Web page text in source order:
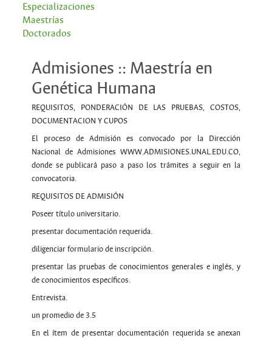
Especializaciones
Maestrías
Doctorados
Admisiones :: Maestría en
Genética Humana
REQUISITOS, PONDERACIÓN DE LAS PRUEBAS, COSTOS,
DOCUMENTACION Y CUPOS
El proceso de Admisión es convocado por la Dirección
Nacional de Admisiones WWW.ADMISIONES.UNAL.EDU.CO,
donde se publicará paso a paso los trámites a seguir en la
convocatoria.
REQUISITOS DE ADMISIÓN
Poseer título universitario.
presentar documentación requerida.
diligenciar formulario de inscripción.
presentar las pruebas de conocimientos generales e inglés, y
de conocimientos específicos.
Entrevista.
un promedio de 3.5
En el ítem de presentar documentación requerida se anexan